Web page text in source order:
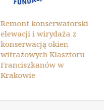
Remont konserwatorski
elewacji i wirydaża z
konserwacją okien
witrażowych Klasztoru
Franciszkanów w
Krakowie